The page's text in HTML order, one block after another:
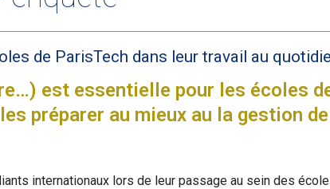
de ParisTech dans leur travail au
est essentielle pour les écoles
préparer au mieux au la gestion
internationaux lors de leur passage au sein des